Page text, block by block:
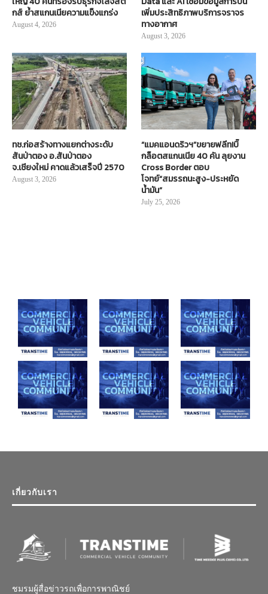
กส์ ย้ำสแกนเนียความแข็งแกร่ง
August 4, 2026
เพิ่มประสิทธิภาพบริการจราจร
ทางอากาศ
August 3, 2026
ทช.ก่อสร้างทางแยกต่างระดับ
สันป่าตอง อ.สันป่าตอง
จ.เชียงใหม่ คาดแล้วเสร็จปี 2570
August 3, 2026
“แมคแอนดริวฯ”ขยายฟลีท!บิ๊
กล็อตสแกนเนีย 40 คัน ลุยงาน
Cross Border ตอบ
โจทย์“สมรรถนะสูง-ประหยัด
น้ำมัน”
July 25, 2026
เกี่ยวกับเรา
ชมรมผู้สื่อข่าวรถเพื่อการพาณิชย์